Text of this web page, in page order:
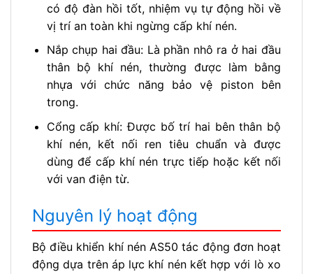
có độ đàn hồi tốt, nhiệm vụ tự động hồi về
vị trí an toàn khi ngừng cấp khí nén.
Nắp chụp hai đầu: Là phần nhô ra ở hai đầu
thân bộ khí nén, thường được làm bằng
nhựa với chức năng bảo vệ piston bên
trong.
Cổng cấp khí:Được bố trí hai bên thân bộ
khí nén, kết nối ren tiêu chuẩn và được
dùng để cấp khí nén trực tiếp hoặc kết nối
với van điện từ.
Nguyên lý hoạt động
Bộ điều khiển khí nén AS50 tác động đơn hoạt
động dựa trên áp lực khí nén kết hợp với lò xo